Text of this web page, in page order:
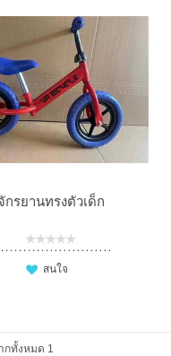
กรยานทรงตัวเด็ก
สนใจ
กทั้งหมด 1